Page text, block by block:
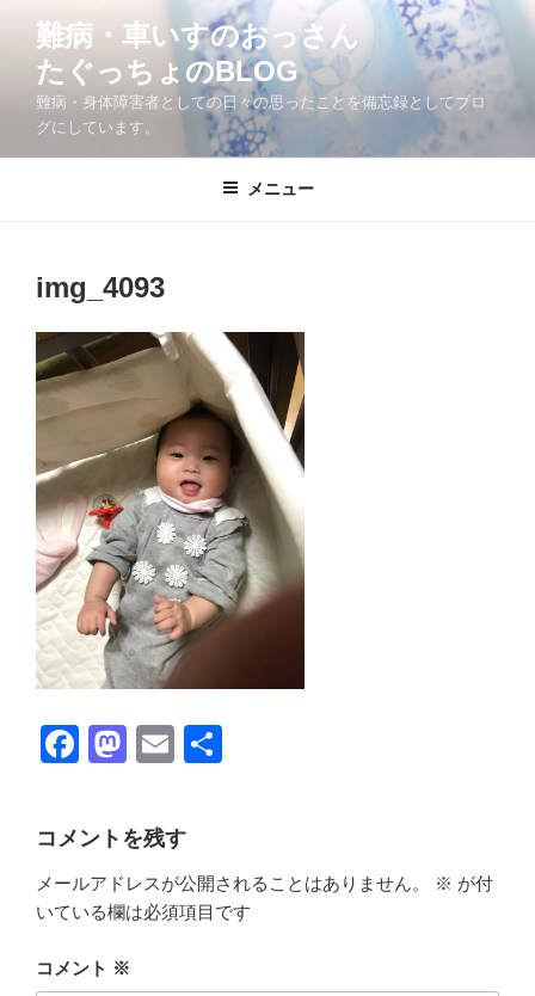
へ
難病・車いすのおっさん
たぐっちょのBLOG
難病・身体障害者としての日々の思ったことを備忘録としてブロ
グにしています。
メニュー
img_4093
F
c
e
b
o
o
M
st
o
d
o
n
E
ail
コメントを残す
メールアドレスが公開されることはありません。 ※ が付
いている欄は必須項目です
コメント ※